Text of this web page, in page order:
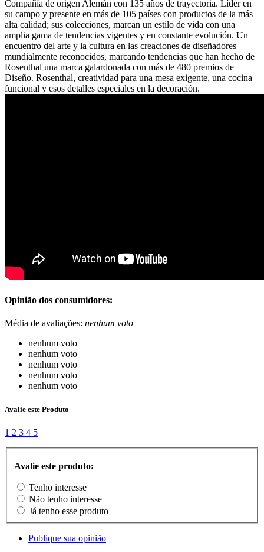
Compañía de origen Alemán con 135 años de trayectoria. Líder en
su campo y presente en más de 105 países con productos de la más
alta calidad; sus colecciones, marcan un estilo de vida con una
amplia gama de tendencias vigentes y en constante evolución. Un
encuentro del arte y la cultura en las creaciones de diseñadores
mundialmente reconocidos, marcando tendencias que han hecho de
Rosenthal una marca galardonada con más de 480 premios de
Diseño. Rosenthal, creatividad para una mesa exigente, una cocina
funcional y esos detalles especiales en la decoración.
Opinião dos consumidores:
Média de avaliações: nenhum voto
nenhum voto
nenhum voto
nenhum voto
nenhum voto
nenhum voto
Avalie este Produto
1 2 3 4 5
Avalie este produto:
Tenho interesse
Não tenho interesse
Já tenho esse produto
Publique sua opinião